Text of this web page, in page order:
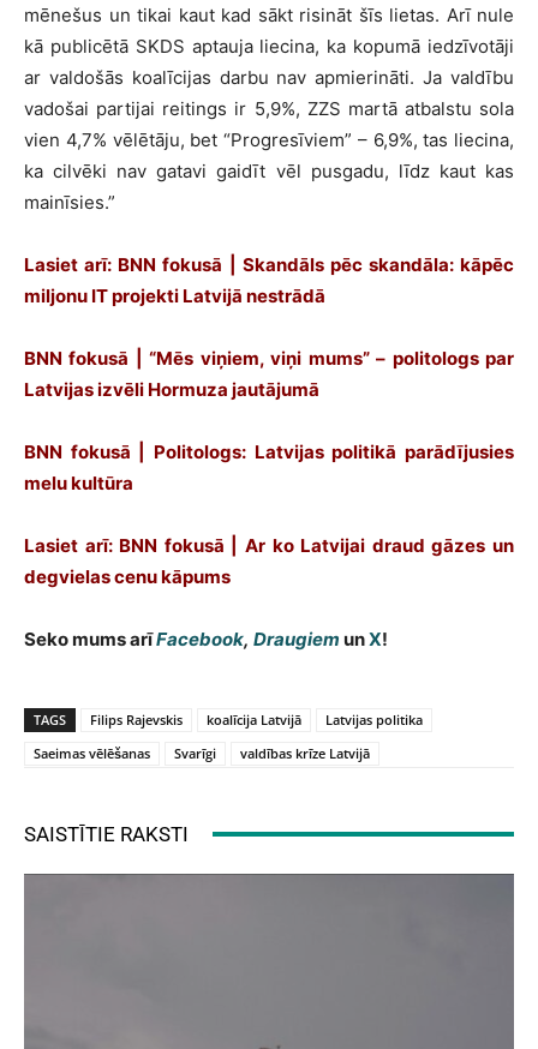
mēnešus un tikai kaut kad sākt risināt šīs lietas. Arī nule
kā publicētā SKDS aptauja liecina, ka kopumā iedzīvotāji
ar valdošās koalīcijas darbu nav apmierināti. Ja valdību
vadošai partijai reitings ir 5,9%, ZZS martā atbalstu sola
vien 4,7% vēlētāju, bet “Progresīviem” – 6,9%, tas liecina,
ka cilvēki nav gatavi gaidīt vēl pusgadu, līdz kaut kas
mainīsies.”
Lasiet arī: BNN fokusā | Skandāls pēc skandāla: kāpēc
miljonu IT projekti Latvijā nestrādā
BNN fokusā | “Mēs viņiem, viņi mums” – politologs par
Latvijas izvēli Hormuza jautājumā
BNN fokusā | Politologs: Latvijas politikā parādījusies
melu kultūra
Lasiet arī: BNN fokusā | Ar ko Latvijai draud gāzes un
degvielas cenu kāpums
Seko mums arīFacebook, Draugiem unX!
TAGS Filips Rajevskis koalīcija Latvijā
Latvijas politika
Saeimas vēlēšanas
Svarīgi valdības krīze Latvijā
SAISTĪTIE RAKSTI